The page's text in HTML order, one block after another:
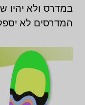
במדרס ולא יהיו
המדרסים לא